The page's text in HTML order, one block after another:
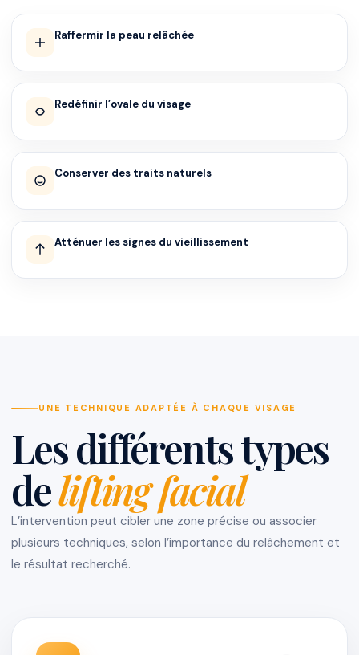
Raffermir la peau relâchée
Redéfinir l’ovale du visage
Conserver des traits naturels
Atténuer les signes du vieillissement
UNE TECHNIQUE ADAPTÉE À CHAQUE VISAGE
Les différents types
delifting facial
L’intervention peut cibler une zone précise ou associer
plusieurs techniques, selon l’importance du relâchement et
le résultat recherché.